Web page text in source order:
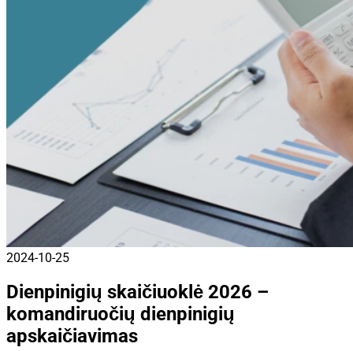
2024-10-25
Dienpinigių skaičiuoklė 2026 –
komandiruočių dienpinigių
apskaičiavimas